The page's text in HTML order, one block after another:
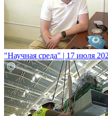
"Научная среда" | 17 июля